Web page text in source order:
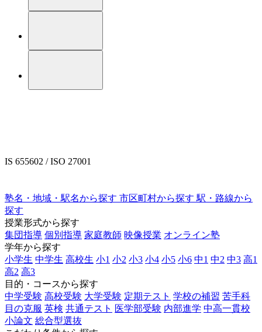
IS 655602 / ISO 27001
塾名・地域・駅名から探す 市区町村から探す 駅・路線から
探す
授業形式から探す
集団指導 個別指導 家庭教師 映像授業 オンライン塾
学年から探す
小学生 中学生 高校生 小1 小2 小3 小4 小5 小6 中1 中2 中3 高1
高2 高3
目的・コースから探す
中学受験 高校受験 大学受験 定期テスト 学校の補習 苦手科
目の克服 英検 共通テスト 医学部受験 内部進学 中高一貫校
小論文 総合型選抜